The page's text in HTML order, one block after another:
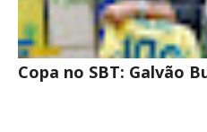
Copa no SBT: Galvão